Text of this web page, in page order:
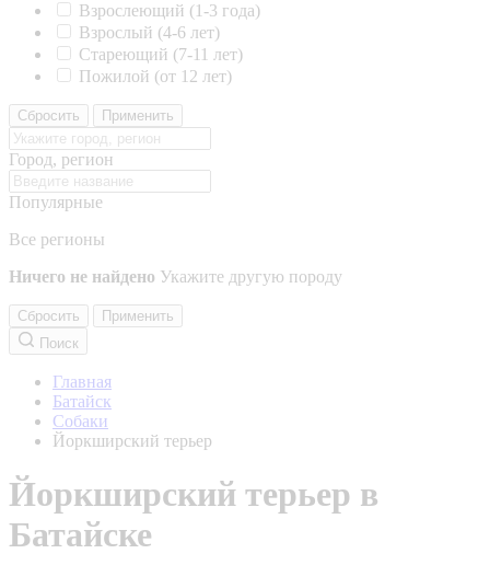
Взрослеющий (1-3 года)
Взрослый (4-6 лет)
Стареющий (7-11 лет)
Пожилой (от 12 лет)
Сбросить Применить
Город, регион
Популярные
Все регионы
Ничего не найдено Укажите другую породу
Сбросить
Применить
Поиск
Главная
Батайск
Собаки
Йоркширский терьер
Йоркширский терьер в
Батайске